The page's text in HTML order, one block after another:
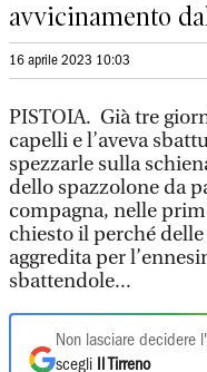
avvicinamento
16 aprile 2023 10:03
PISTOIA. Già tre
capelli e l’aveva
spezzarle sulla
dello spazzolone da
compagna, nelle
chiesto il perché
aggredita per
sbattendole...
Non lasciare decidere
scegli
Il Tirreno